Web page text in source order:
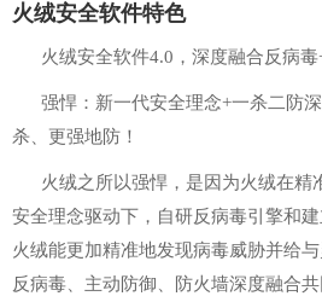
火绒安全软件特色
火绒安全软件4.0，深度融合反病毒
强悍：新一代安全理念+一杀二防
杀、更强地防！
火绒之所以强悍，是因为火绒在精
安全理念驱动下，自研反病毒引擎和
火绒能更加精准地发现病毒威胁并给
反病毒、主动防御、防火墙深度融合